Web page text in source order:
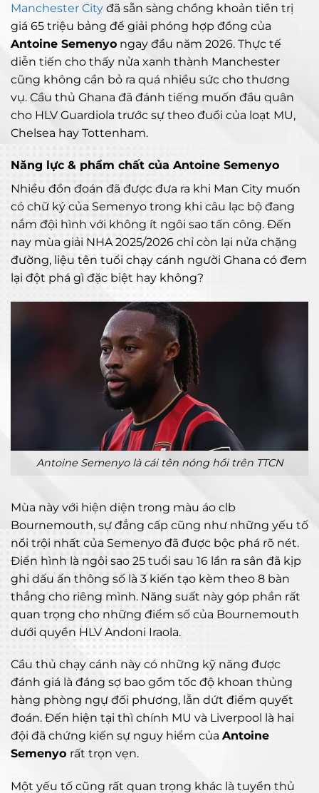
Manchester City đã sẵn sàng chồng khoản tiền trị
giá 65 triệu bảng để giải phóng hợp đồng của
Antoine Semenyo ngay đầu năm 2026. Thực tế
diễn tiến cho thấy nửa xanh thành Manchester
cũng không cần bỏ ra quá nhiều sức cho thương
vụ. Cầu thủ Ghana đã đánh tiếng muốn đầu quân
cho HLV Guardiola trước sự theo đuổi của loạt MU,
Chelsea hay Tottenham.
Năng lực & phẩm chất của Antoine Semenyo
Nhiều đồn đoán đã được đưa ra khi Man City muốn
có chữ ký của Semenyo trong khi câu lạc bộ đang
nắm đội hình với không ít ngôi sao tấn công. Đến
nay mùa giải NHA 2025/2026 chỉ còn lại nửa chặng
đường, liệu tên tuổi chạy cánh người Ghana có đem
lại đột phá gì đặc biệt hay không?
Antoine Semenyo là cái tên nóng hổi trên TTCN
Mùa này với hiện diện trong màu áo clb
Bournemouth, sự đẳng cấp cũng như những yếu tố
nổi trội nhất của Semenyo đã được bộc phá rõ nét.
Điển hình là ngôi sao 25 tuổi sau 16 lần ra sân đã kịp
ghi dấu ấn thông số là 3 kiến tạo kèm theo 8 bàn
thắng cho riêng mình. Năng suất này góp phần rất
quan trọng cho những điểm số của Bournemouth
dưới quyền HLV Andoni Iraola.
Cầu thủ chạy cánh này có những kỹ năng được
đánh giá là đáng sợ bao gồm tốc độ khoan thủng
hàng phòng ngự đối phương, lẫn dứt điểm quyết
đoán. Đến hiện tại thì chính MU và Liverpool là hai
đội đã chứng kiến sự nguy hiểm của Antoine
Semenyo rất trọn vẹn.
Một yếu tố cũng rất quan trọng khác là tuyển thủ